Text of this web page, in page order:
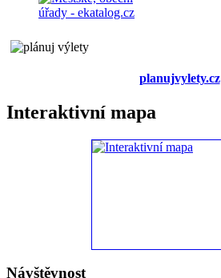
planujvylety.cz
Interaktivní mapa
Návštěvnost